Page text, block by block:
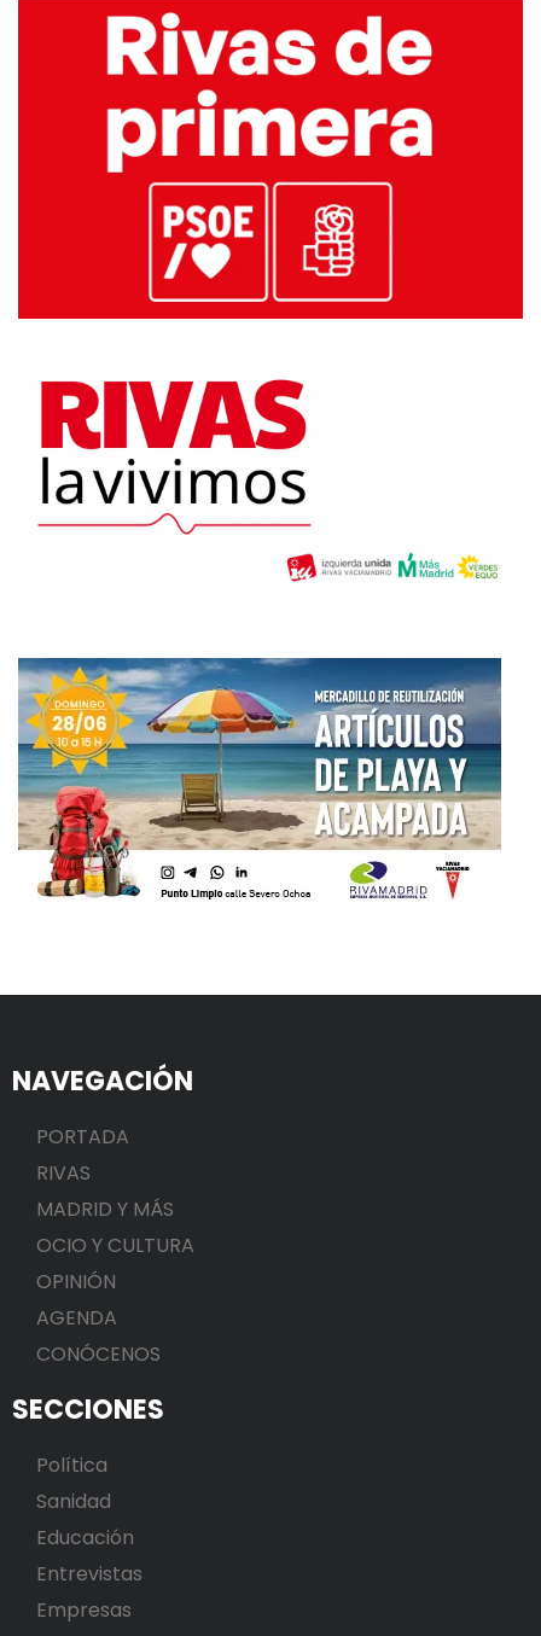
NAVEGACIÓN
PORTADA
RIVAS
MADRID Y MÁS
OCIO Y CULTURA
OPINIÓN
AGENDA
CONÓCENOS
SECCIONES
Política
Sanidad
Educación
Entrevistas
Empresas